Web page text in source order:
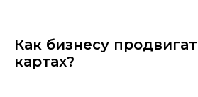
Как бизнесу
картах?